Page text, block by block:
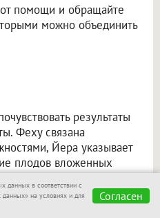
от помощи и обращайте
можно объединить
результаты
Феху связана
Йера указывает
плодов вложенных
Резкие
менее полезными, чем
данных в соответствии с
на условиях и для
Согласен